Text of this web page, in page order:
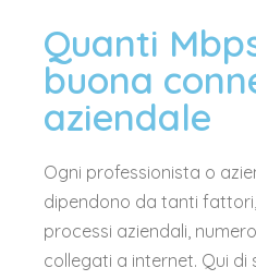
Quanti
buona
aziendale
Ogni professionista o
dipendono da tanti
processi aziendali,
collegati a internet. Qui di